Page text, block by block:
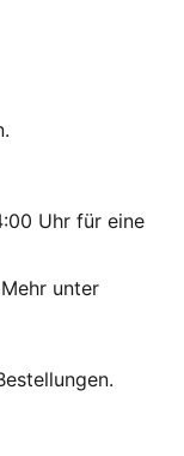
von
Komfort und
dafür,
bleibst
anderen
Uhr für eine
unter